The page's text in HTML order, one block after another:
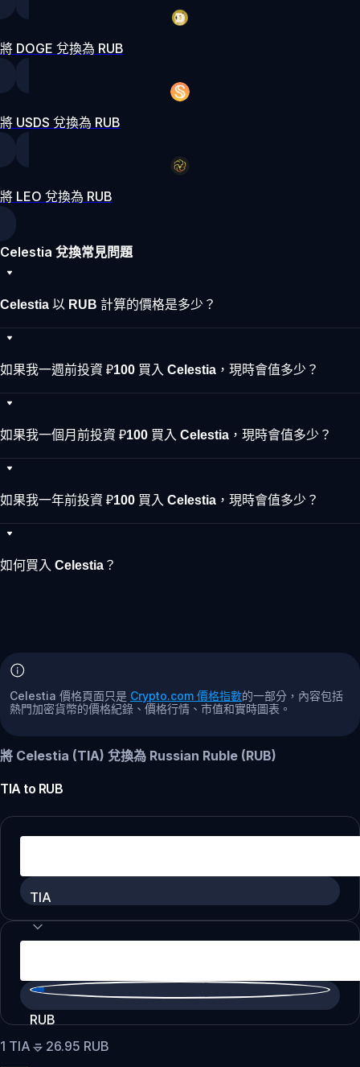
將 DOGE 兌換為 RUB
將 USDS 兌換為 RUB
將 LEO 兌換為 RUB
Celestia 兌換常見問題
Celestia 以 RUB 計算的價格是多少？
如果我一週前投資 ₽100 買入 Celestia，現時會值多少？
如果我一個月前投資 ₽100 買入 Celestia，現時會值多少？
如果我一年前投資 ₽100 買入 Celestia，現時會值多少？
如何買入 Celestia？
Celestia 價格頁面只是 Crypto.com 價格指數的一部分，內容包括
熱門加密貨幣的價格紀錄、價格行情、市值和實時圖表。
將 Celestia (TIA) 兌換為 Russian Ruble (RUB)
TIAto RUB
TIA
RUB
1 TIA = 26.95 RUB